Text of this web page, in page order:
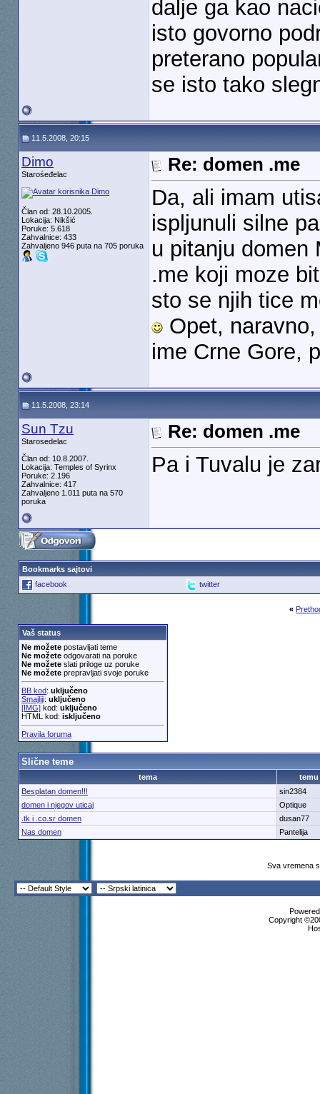
dalje ga kao
isto govorno
preterano
se isto tako
11.5.2008, 20:15
Dimo
Starośeđelac
Član od: 28.10.2005.
Lokacija: Nikšić
Poruke: 5.618
Zahvalnice: 433
Zahvaljeno 946 puta na 705 poruka
Re: domen .me
Da, ali imam
ispljunuli silne
u pitanju domen
.me koji moze
sto se njih tice
Opet,
ime Crne Gore,
11.5.2008, 23:14
Sun Tzu
Starosedelac
Član od: 10.8.2007.
Lokacija: Temples of Syrinx
Poruke: 2.196
Zahvalnice: 417
Zahvaljeno 1.011 puta na 570
poruka
Re: domen .me
Pa i Tuvalu je
Bookmarks sajtovi
facebook
twitter
«
Vaš status
Ne možetepostavljati teme
Ne možeteodgovarati na poruke
Ne možeteslati priloge uz poruke
Ne možeteprepravljati svoje poruke
BB kod: uključeno
Smajliji: uključeno
[IMG]kod: uključeno
HTML kod: isključeno
Pravila foruma
Slične teme
tema
temu
Besplatan domen!!!
sin2384
domen i njegov uticaj
Optique
.tk i .co.sr domen
dusan77
Nas domen
Pantelija
Sva vremena
Copyright